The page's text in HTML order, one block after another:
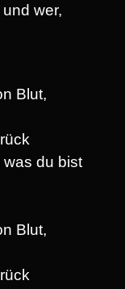
wer,
Blut,
was du bist
Blut,